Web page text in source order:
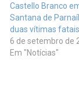
Castello Branco
Santana de
duas vítimas fatais
6 de setembro de
Em "Notícias"